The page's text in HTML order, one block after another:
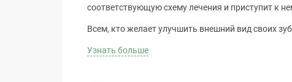
соответствующую схему лечения и приступит к
Всем, кто желает улучшить внешний вид своих
Узнать больше